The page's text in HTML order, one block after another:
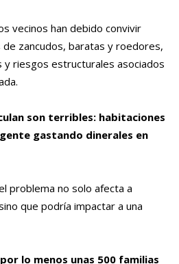
vecinos han debido convivir
zancudos, baratas y roedores,
y riesgos estructurales asociados
son terribles: habitaciones
gastando dinerales en
problema no solo afecta a
que podría impactar a una
lo menos unas 500 familias